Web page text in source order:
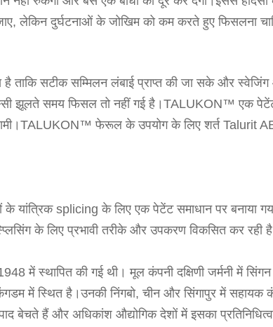
लेकिन दुर्घटनाओं के जोखिम को कम करते हुए फिसलना
है ताकि सटीक सम्मिलन लंबाई प्राप्त की जा सके और
झूलते समय फिसल तो नहीं गई है।TALUKON™ एक
फेरूल के उपयोग के लिए शर्त Talurit AB
के यांत्रिक splicing के लिए एक पेटेंट समाधान पर बनाया
के लिए प्रभावी तरीके और उपकरण विकसित कर रही
में स्थापित की गई थी। मूल कंपनी दक्षिणी जर्मनी में
में स्थित है।उनकी निंगबो, चीन और सिंगापुर में सहायक
बेचते हैं और अधिकांश औद्योगिक देशों में इसका